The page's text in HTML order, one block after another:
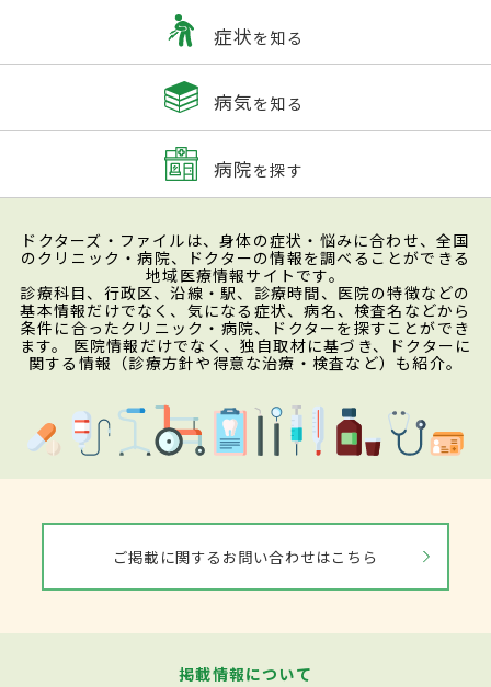
症状を知る
病気を知る
病院を探す
ドクターズ・ファイルは、身体の症状・悩みに合わせ、全国
のクリニック・病院、ドクターの情報を調べることができる
地域医療情報サイトです。
診療科目、行政区、沿線・駅、診療時間、医院の特徴などの
基本情報だけでなく、気になる症状、病名、検査名などから
条件に合ったクリニック・病院、ドクターを探すことができ
ます。 医院情報だけでなく、独自取材に基づき、ドクターに
関する情報（診療方針や得意な治療・検査など）も紹介。
ご掲載に関するお問い合わせはこちら
掲載情報について